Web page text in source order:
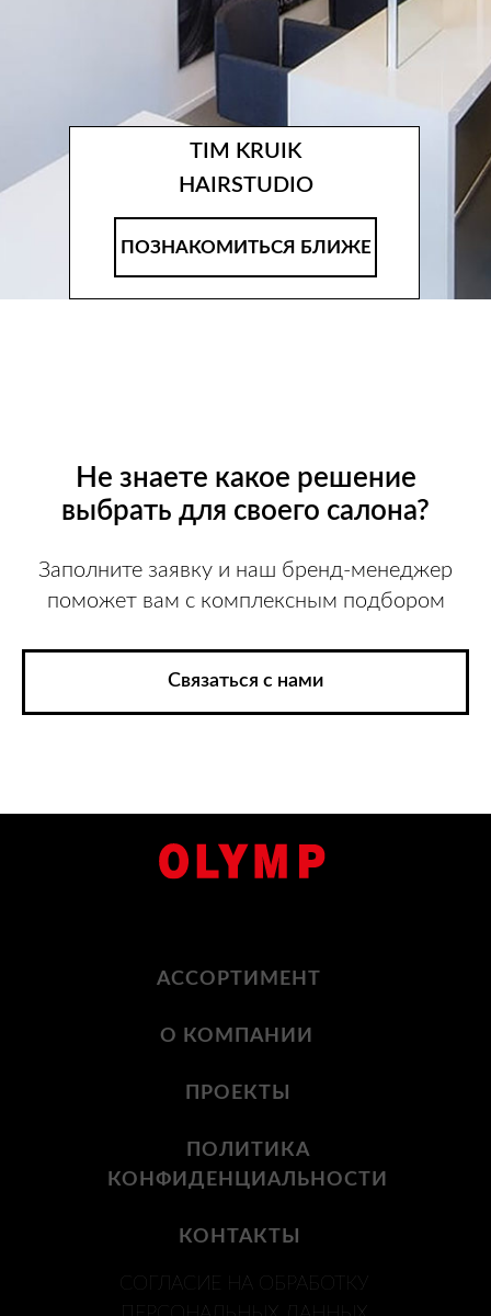
TIM KRUIK
HAIRSTUDIO
ПОЗНАКОМИТЬСЯ БЛИЖЕ
Не знаете какое решение
выбрать для своего салона?
Заполните заявку и наш бренд-менеджер
поможет вам с комплексным подбором
Связаться с нами
СОГЛАСИЕ НА ОБРАБОТКУ
АССОРТИМЕНТ
ПРОЕКТЫ
КОНТАКТЫ
О КОМПАНИИ
ПОЛИТИКА
КОНФИДЕНЦИАЛЬНОСТИ